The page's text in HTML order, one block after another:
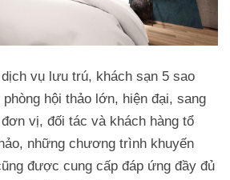
dịch vụ lưu trú, khách sạn 5 sao
hội thảo lớn, hiện đại, sang
vị, đối tác và khách hàng tổ
những chương trình khuyến
được cung cấp đáp ứng đầy đủ